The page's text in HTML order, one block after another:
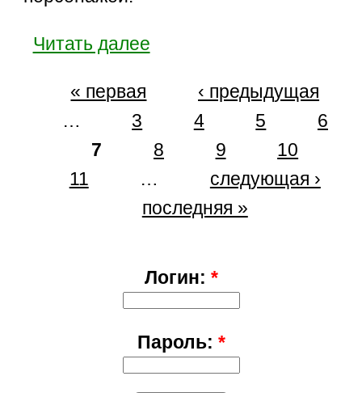
Читать далее
« первая
‹ предыдущая
…
3 4 5
6
7
8 9
10
11
…
следующая ›
последняя »
Логин: *
Пароль: *